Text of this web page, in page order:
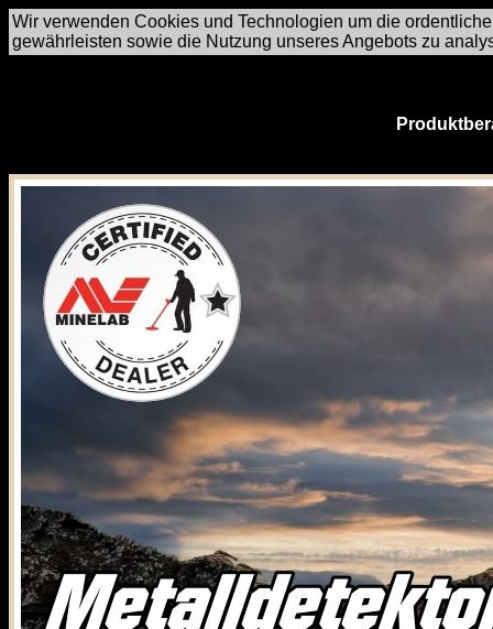
Wir verwenden Cookies und Technologien um die
gewährleisten sowie die Nutzung unseres Angebots zu